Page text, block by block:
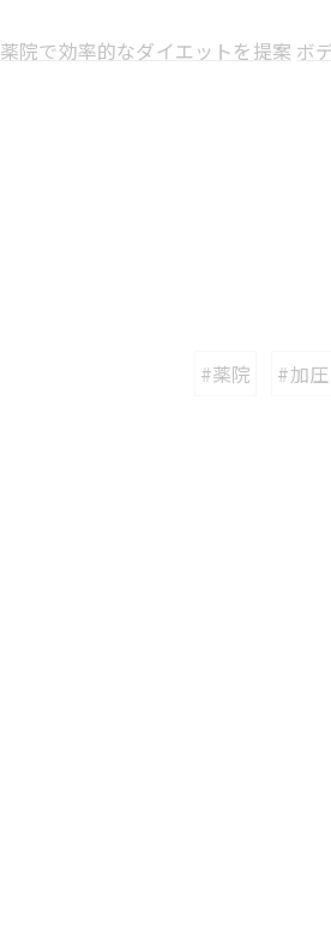
薬院で効率的なダイエットを提案 ボ
#薬院 #加